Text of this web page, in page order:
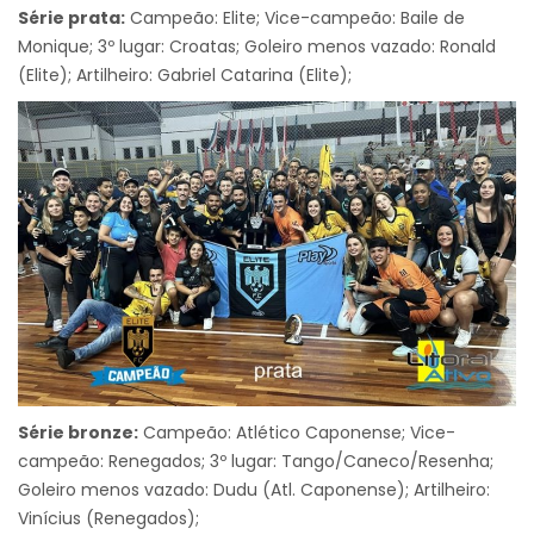
Série prata: Campeão: Elite; Vice-campeão: Baile de
Monique; 3º lugar: Croatas; Goleiro menos vazado: Ronald
(Elite); Artilheiro: Gabriel Catarina (Elite);
Série bronze: Campeão: Atlético Caponense; Vice-
campeão: Renegados; 3º lugar: Tango/Caneco/Resenha;
Goleiro menos vazado: Dudu (Atl. Caponense); Artilheiro:
Vinícius (Renegados);